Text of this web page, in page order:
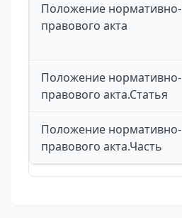
Положение нормативно-
правового акта
Положение нормативно-
правового акта.Статья
Положение нормативно-
правового акта.Часть